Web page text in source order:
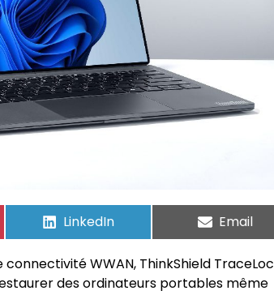
LinkedIn Email
WWAN, ThinkShield
des ordinateurs portables même